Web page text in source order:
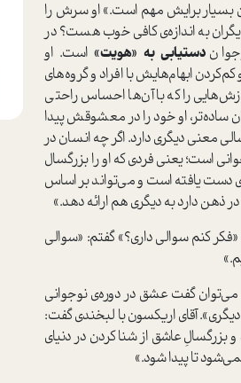
بسیار برایش مهم است.» او سرش را
به اندازه‌ی کافی خوب هست؟ در
دستیابی به «هویت»است. او
ابهام‌هایش با افراد و گروه‌های
را که با آن‌ها احساس راحتی
او خود را در معشوقش پیدا
معنی دیگری دارد. اگر چه انسان در
است؛ یعنی فردی که او را بزرگسال
دست یافته است و می‌تواند بر اساس
در ذهن دارد به دیگری هم ارائه دهد.»
کنم سوالی داری؟» گفتم: «سوالی
گفت عشق در دوره‌ی نوجوانی
آقای اریکسون با لبخندی گفت:
عاشق از شنا کردن در دنیای
تا پیدا شود.»